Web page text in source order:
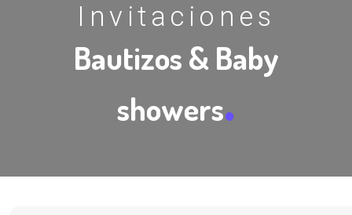
Invitaciones
Bautizos & Baby
showers.